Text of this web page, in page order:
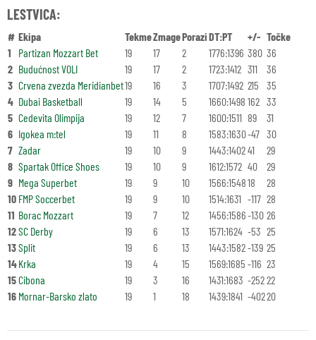
LESTVICA:
# Ekipa TekmeZmagePoraziDT:PT +/- Točke
1
Partizan Mozzart Bet 19 17 2 1776:1396 380 36
2 Budućnost VOLI 19 17 2 1723:1412 311
36
3 Crvena zvezda Meridianbet19 16 3 1707:1492 215
35
4 Dubai Basketball 19 14 5 1660:1498 162 33
5 Cedevita Olimpija 19 12 7 1600:1511 89
31
6 Igokea m:tel 19 11 8 1583:1630-47 30
7 Zadar 19 10 9 1443:140241
29
8 Spartak Office Shoes 19 10 9 1612:1572 40
29
9 Mega Superbet 19 9 10 1566:154818
28
10 FMP Soccerbet 19 9 10 1514:1631 -117 28
11 Borac Mozzart 19 7 12 1456:1586-130 26
12SC Derby 19 6 13 1571:1624 -53 25
13Split 19 6 13 1443:1582-139 25
14Krka 19 4 15 1569:1685 -116 23
15Cibona 19 3 16 1431:1683 -25222
16 Mornar-Barsko zlato 19 1 18 1439:1841 -40220